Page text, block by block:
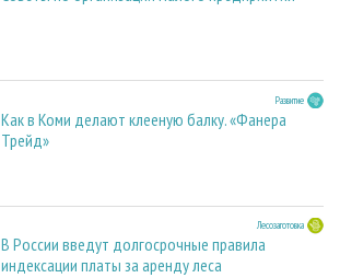
Развитие
Как в Коми делают клееную балку. «Фанера
Трейд»
Лесозаготовка
В России введут долгосрочные правила
индексации платы за аренду леса